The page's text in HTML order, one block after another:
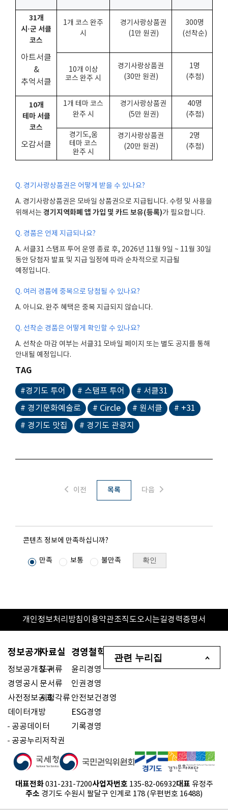
31개
시·군 서클
코스
아트서클
&
추억서클
1개 코스 완주
시
경기사랑상품권
(1만 원권)
300명
(선착순)
10개 이상
코스 완주 시
경기사랑상품권
(30만 원권)
1명
(추첨)
10개
테마 서클
코스
오감서클
1개 테마 코스
완주 시
경기사랑상품권
(5만 원권)
40명
(추첨)
경기도,움
테마 코스
완주 시
경기사랑상품권
(20만 원권)
2명
(추첨)
Q. 경기사랑상품권은 어떻게 받을 수 있나요?
A. 경기사랑상품권은 모바일 상품권으로 지급됩니다. 수령 및 사용을
위해서는 경기지역화폐 앱 가입 및 카드 보유(등록)가 필요합니다.
Q. 경품은 언제 지급되나요?
A. 서클31 스탬프 투어 운영 종료 후, 2026년 11월 9일 ~ 11월 30일
동안 당첨자 발표 및 지급 일정에 따라 순차적으로 지급될
예정입니다.
Q. 여러 경품에 중복으로 당첨될 수 있나요?
A. 아니요. 완주 혜택은 중복 지급되지 않습니다.
Q. 선착순 경품은 어떻게 확인할 수 있나요?
A. 선착순 마감 여부는 서클31 모바일 페이지 또는 별도 공지를 통해
안내될 예정입니다.
TAG
#경기도 투어 # 스탬프 투어
# 서클31
# 경기문화예술로
# Circle # 원서클
# +31
# 경기도 맛집
# 경기도 관광지
이전 목록 다음
콘텐츠 정보에 만족하십니까?
만족 보통 불만족 확인
개인정보처리방침이용약관조직도오시는길경력증명서
대표전화 031-231-7200사업자번호 135-82-06932대표 유정주
주소 경기도 수원시 팔달구 인계로 178 (우편번호 16488)
정보공개
정보공개청구
경영공시
사전정보공표
데이터개방
공공데이터
공공누리저작권
자료실
도서류
문서류
시청각류
경영철학
윤리경영
인권경영
안전보건경영
ESG경영
기록경영
관련 누리집